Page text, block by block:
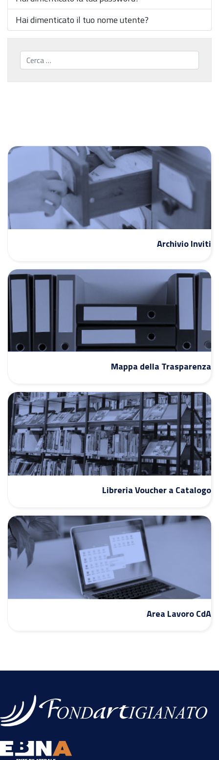
Hai dimenticato il tuo nome utente?
Cerca...
Archivio Inviti
Mappa della Trasparenza
Libreria Voucher a Catalogo
Area Lavoro CdA